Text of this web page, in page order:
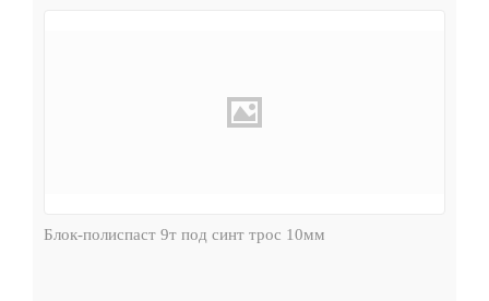
Блок-полиспаст 9т под синт трос 10мм